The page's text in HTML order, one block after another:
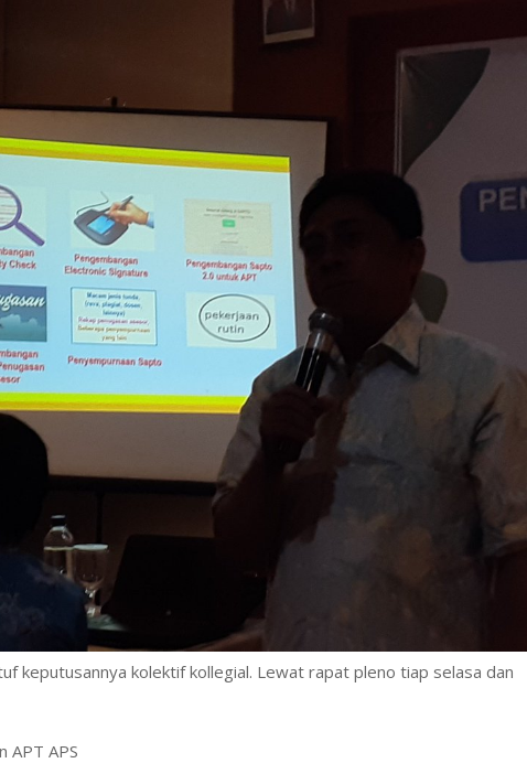
keputusannya kolektif kollegial. Lewat rapat pleno tiap selasa dan
APT APS